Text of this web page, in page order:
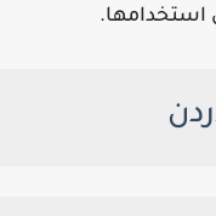
استخدامها.